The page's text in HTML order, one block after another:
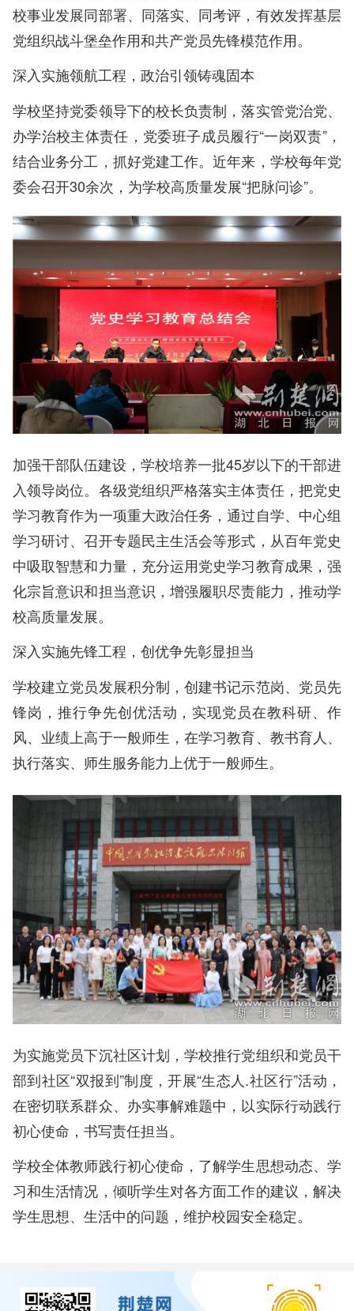
校事业发展同部署、同落实、同考评，有效发挥基层
党组织战斗堡垒作用和共产党员先锋模范作用。
深入实施领航工程，政治引领铸魂固本
学校坚持党委领导下的校长负责制，落实管党治党、
办学治校主体责任，党委班子成员履行“一岗双责”，
结合业务分工，抓好党建工作。近年来，学校每年党
委会召开30余次，为学校高质量发展“把脉问诊”。
加强干部队伍建设，学校培养一批45岁以下的干部进
入领导岗位。各级党组织严格落实主体责任，把党史
学习教育作为一项重大政治任务，通过自学、中心组
学习研讨、召开专题民主生活会等形式，从百年党史
中吸取智慧和力量，充分运用党史学习教育成果，强
化宗旨意识和担当意识，增强履职尽责能力，推动学
校高质量发展。
深入实施先锋工程，创优争先彰显担当
学校建立党员发展积分制，创建书记示范岗、党员先
锋岗，推行争先创优活动，实现党员在教科研、作
风、业绩上高于一般师生，在学习教育、教书育人、
执行落实、师生服务能力上优于一般师生。
为实施党员下沉社区计划，学校推行党组织和党员干
部到社区“双报到”制度，开展“生态人.社区行”活动，
在密切联系群众、办实事解难题中，以实际行动践行
初心使命，书写责任担当。
学校全体教师践行初心使命，了解学生思想动态、学
习和生活情况，倾听学生对各方面工作的建议，解决
学生思想、生活中的问题，维护校园安全稳定。